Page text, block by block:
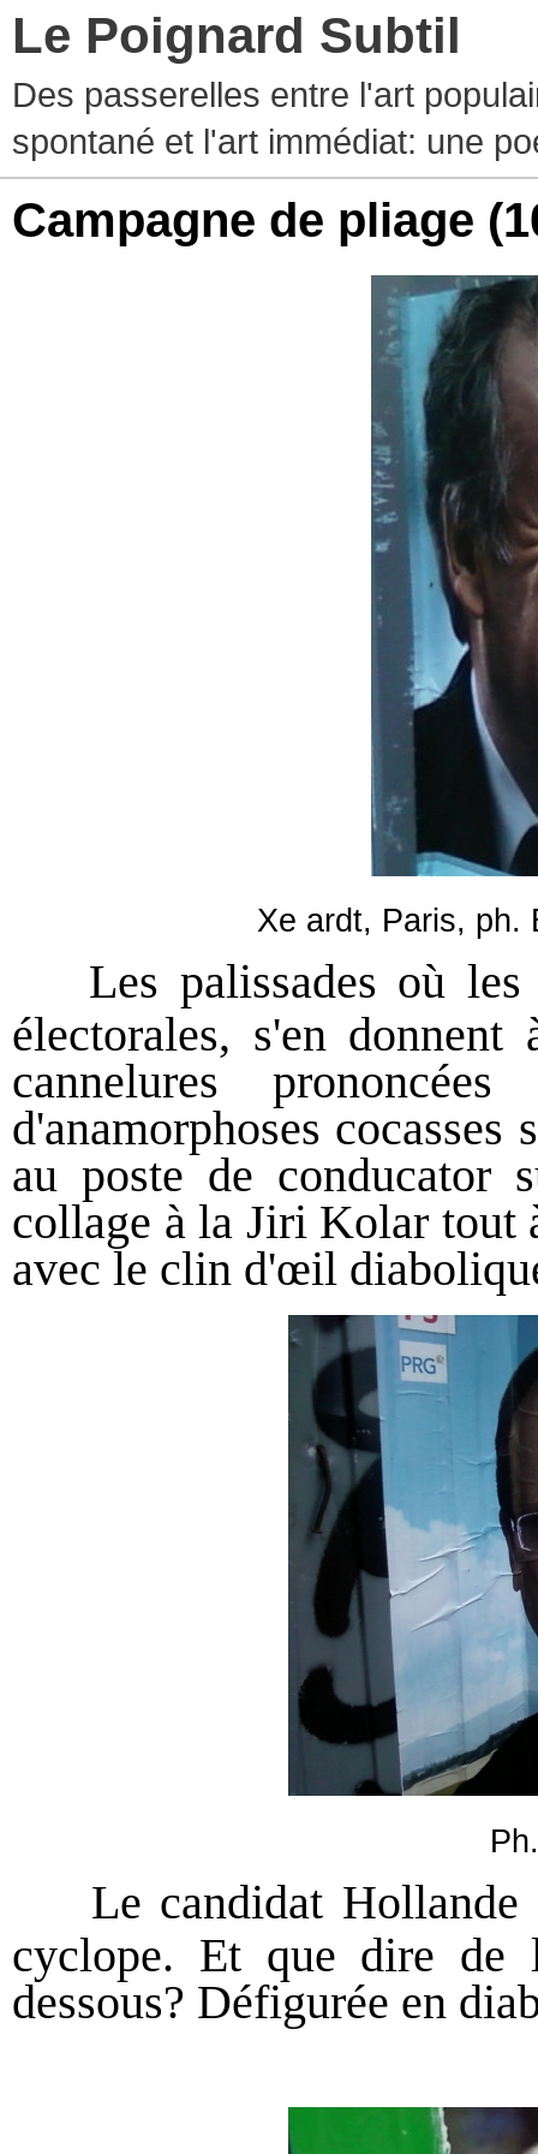
Le Poignard Subtil
Des passerelles entre l'art
spontané et l'art immédiat: une
Campagne de pliage
Xe ardt, Paris, ph.
Les palissades où
électorales, s'en
cannelures
d'anamorphoses
au poste de conducator
collage à la Jiri Kolar tout
avec le clin d'œil
Le candidat
cyclope. Et que dire de
dessous? Défigurée en